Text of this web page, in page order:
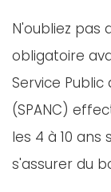
N'oubliez pas
obligatoire
Service
(SPANC)
les 4 à 10
s'assurer du